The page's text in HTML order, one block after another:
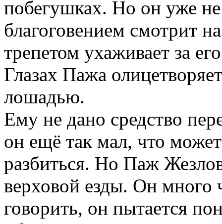
побегушках. Но он уже не
благоговением смотрит
трепетом ухаживает за
Глазах Пажа
лошадью.
Ему не дано средство
он ещё так мал, что
разбиться. Но Паж
верховой езды. Он много
говорить, он пытается